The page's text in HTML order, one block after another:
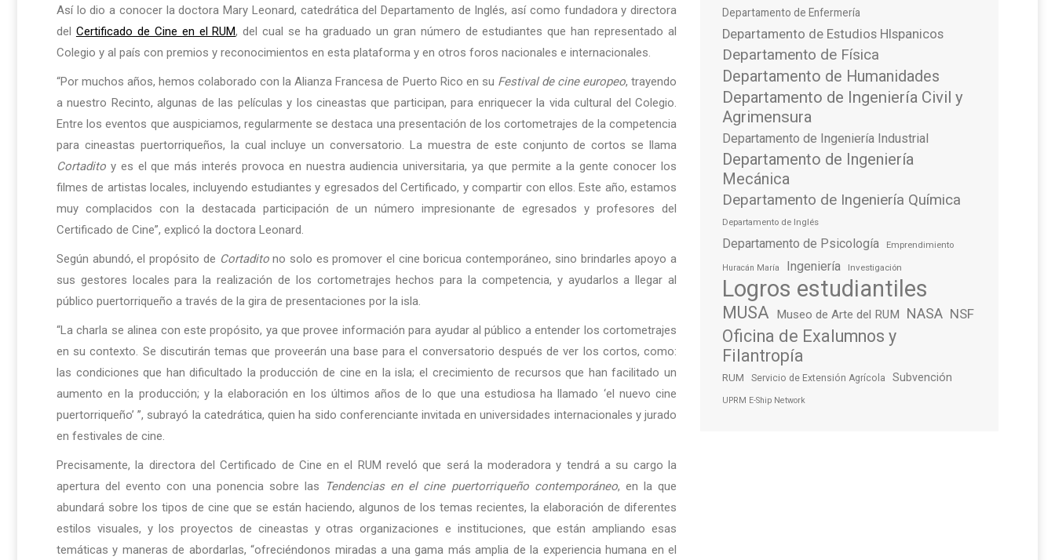
Así lo dio a conocer la doctora Mary Leonard, catedrática del Departamento de Inglés, así como fundadora y directora
del Certificado de Cine en el RUM, del cual se ha graduado un gran número de estudiantes que han representado al
Colegio y al país con premios y reconocimientos en esta plataforma y en otros foros nacionales e internacionales.
“Por muchos años, hemos colaborado con la Alianza Francesa de Puerto Rico en su Festival de cine europeo, trayendo
a nuestro Recinto, algunas de las películas y los cineastas que participan, para enriquecer la vida cultural del Colegio.
Entre los eventos que auspiciamos, regularmente se destaca una presentación de los cortometrajes de la competencia
para cineastas puertorriqueños, la cual incluye un conversatorio. La muestra de este conjunto de cortos se llama
Cortadito y es el que más interés provoca en nuestra audiencia universitaria, ya que permite a la gente conocer los
filmes de artistas locales, incluyendo estudiantes y egresados del Certificado, y compartir con ellos. Este año, estamos
muy complacidos con la destacada participación de un número impresionante de egresados y profesores del
Certificado de Cine”, explicó la doctora Leonard.
Según abundó, el propósito de Cortaditono solo es promover el cine boricua contemporáneo, sino brindarles apoyo a
sus gestores locales para la realización de los cortometrajes hechos para la competencia, y ayudarlos a llegar al
público puertorriqueño a través de la gira de presentaciones por la isla.
“La charla se alinea con este propósito, ya que provee información para ayudar al público a entender los cortometrajes
en su contexto. Se discutirán temas que proveerán una base para el conversatorio después de ver los cortos, como:
las condiciones que han dificultado la producción de cine en la isla; el crecimiento de recursos que han facilitado un
aumento en la producción; y la elaboración en los últimos años de lo que una estudiosa ha llamado ‘el nuevo cine
puertorriqueño’ ’’, subrayó la catedrática, quien ha sido conferenciante invitada en universidades internacionales y jurado
en festivales de cine.
Precisamente, la directora del Certificado de Cine en el RUM reveló que será la moderadora y tendrá a su cargo la
apertura del evento con una ponencia sobre las
Tendencias en el cine puertorriqueño contemporáneo, en la que
abundará sobre los tipos de cine que se están haciendo, algunos de los temas recientes, la elaboración de diferentes
estilos visuales, y los proyectos de cineastas y otras organizaciones e instituciones, que están ampliando esas
temáticas y maneras de abordarlas, “ofreciéndonos miradas a una gama más amplia de la experiencia humana en el
Departamento de Enfermería
Departamento de Estudios HIspanicos
Departamento de Física
Departamento de Humanidades
Departamento de Ingeniería Civil y
Agrimensura
Departamento de Ingeniería Industrial
Departamento de Ingeniería
Mecánica
Departamento de Ingeniería Química
Departamento de Inglés
Departamento de Psicología Emprendimiento
Huracán María Ingeniería Investigación
Logros estudiantiles
MUSA Museo de Arte del RUM NASA NSF
Oficina de Exalumnos y
Filantropía
RUM Servicio de Extensión Agrícola Subvención
UPRM E-Ship Network